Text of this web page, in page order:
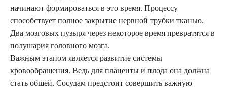
начинают формироваться в это время. Процессу
способствует полное закрытие нервной трубки тканью.
Два мозговых пузыря через некоторое время превратятся в
полушария головного мозга.
Важным этапом является развитие системы
кровообращения. Ведь для плаценты и плода она должна
стать общей. Сосудам предстоит совершить важную